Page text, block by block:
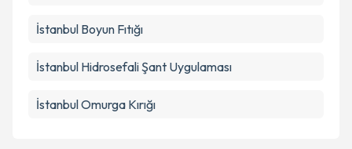
İstanbul Boyun Fıtığı
İstanbul Hidrosefali Şant Uygulaması
İstanbul Omurga Kırığı